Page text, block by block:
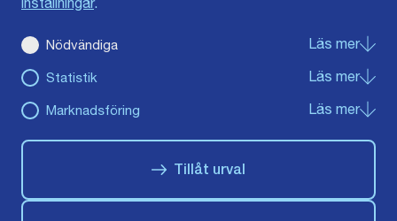
Nödvändiga Läs merom
Statistik Läs merom
Marknadsföring Läs merom
Tillåt urval
Du hittar oss här på sociala medier
Facebook